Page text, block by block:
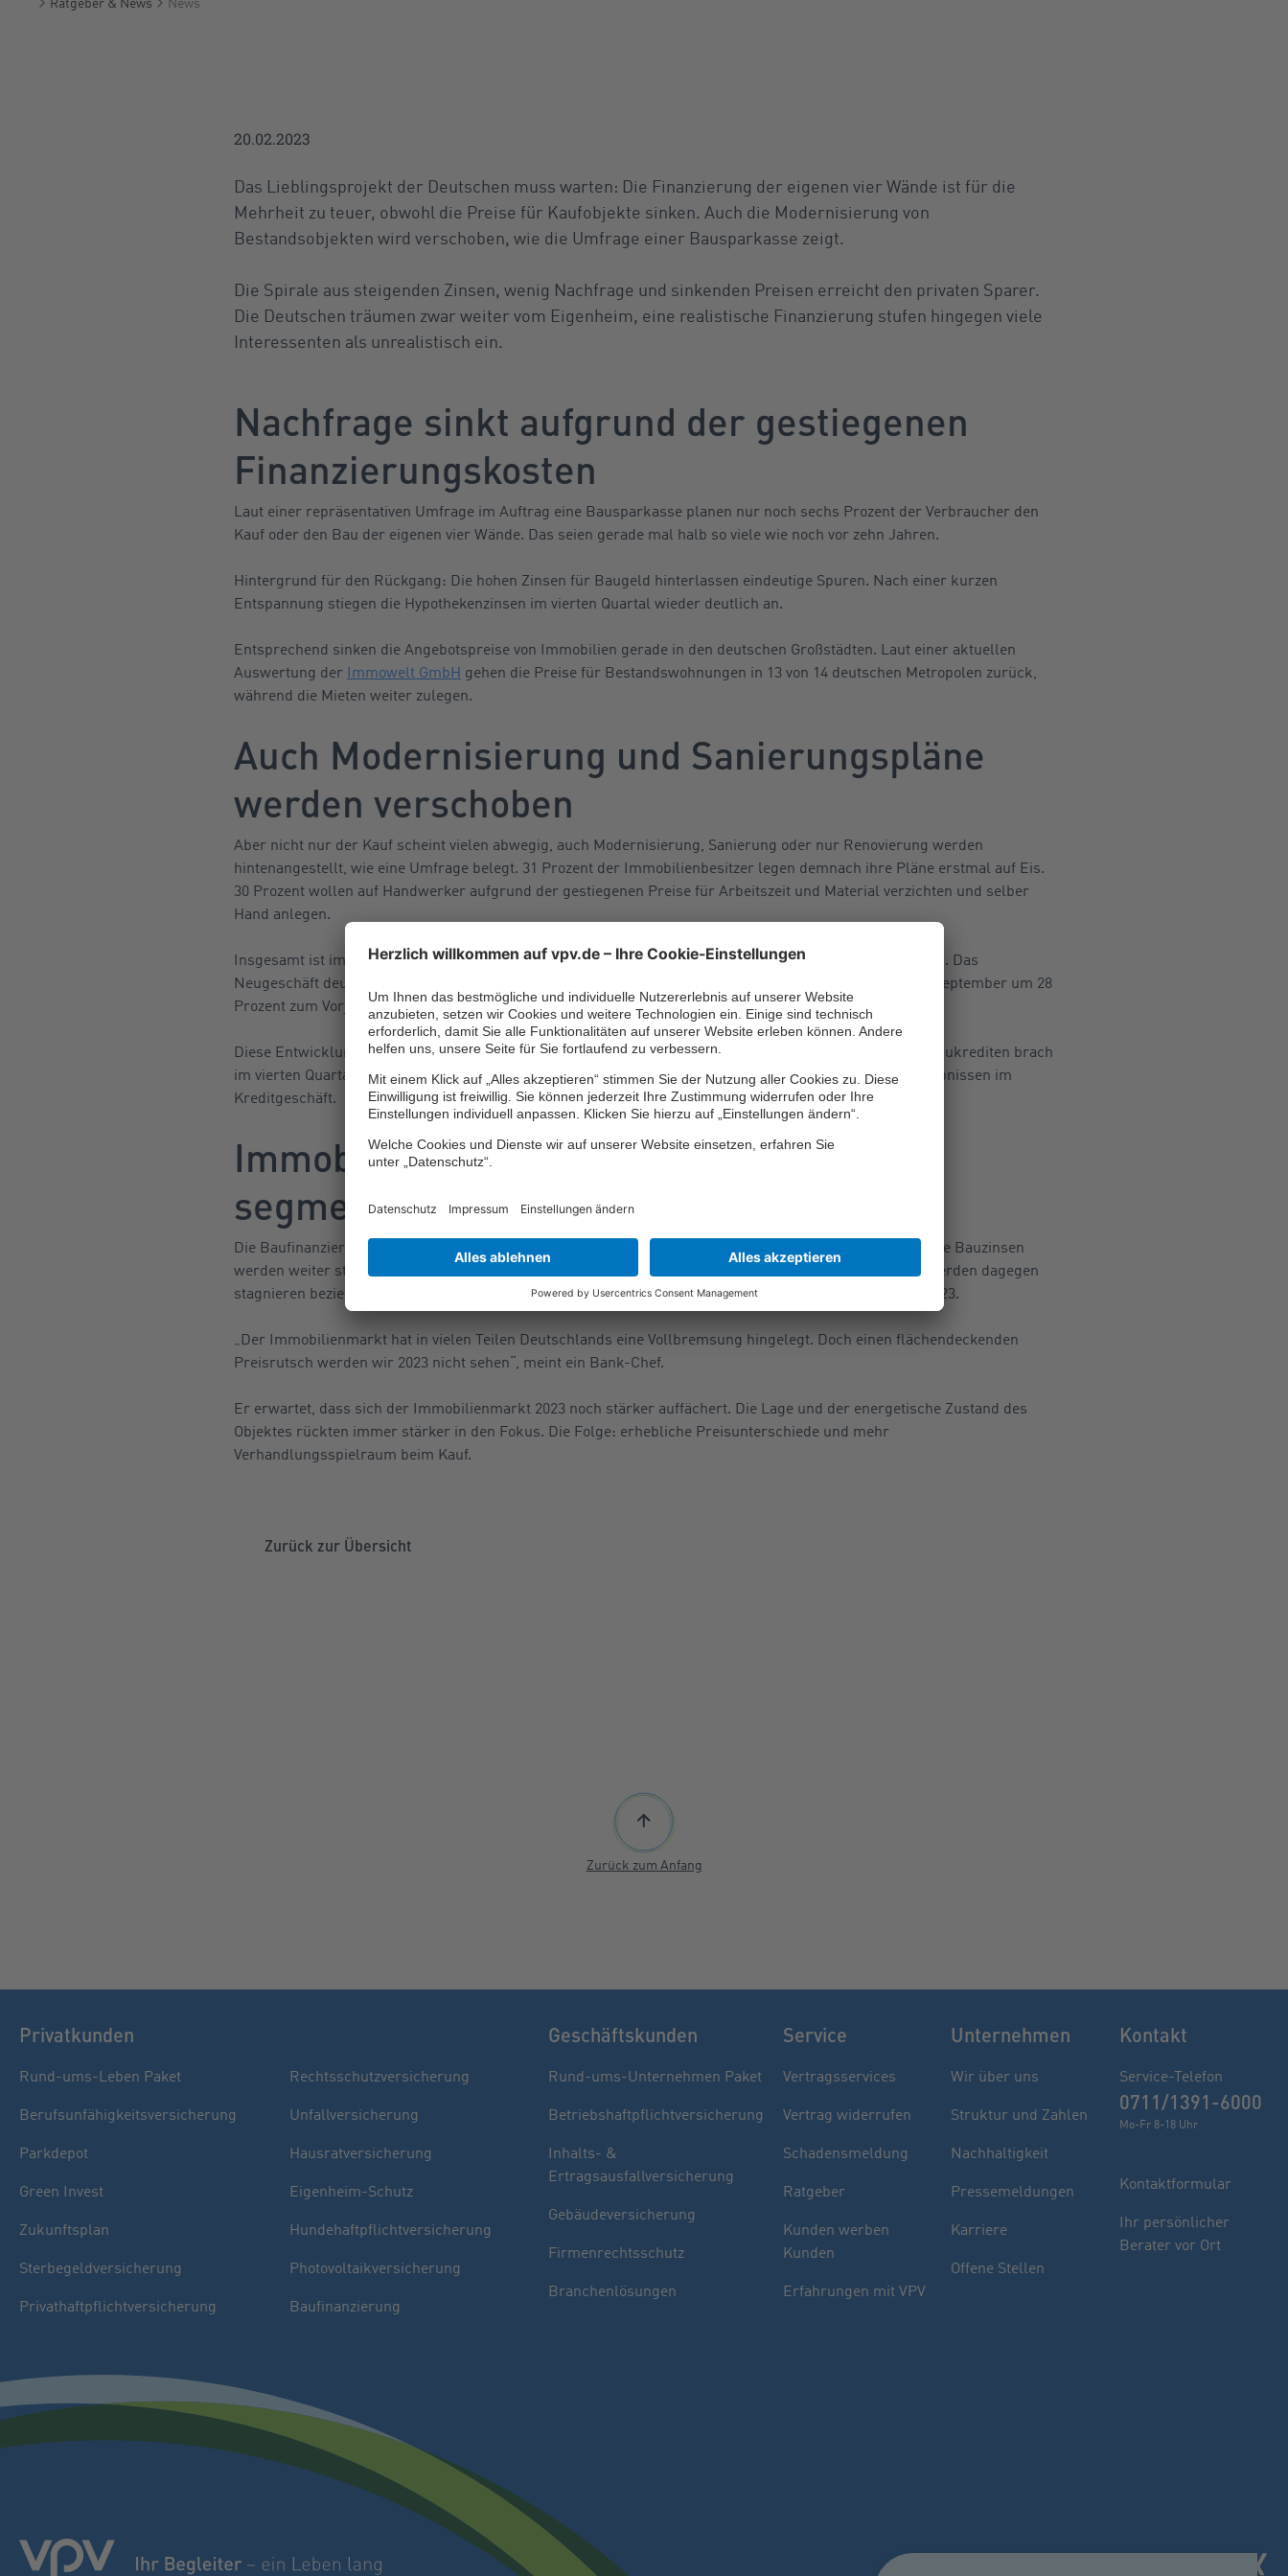
Finden Sie Ihren Berater
Sie haben noch Fragen oder möchten sich
indivuell beraten lassen.
20.02.2023
Das Lieblingsprojekt der Deutschen muss warten: Die Finanzierung der eigenen vier Wände ist für die
Mehrheit zu teuer, obwohl die Preise für Kaufobjekte sinken. Auch die Modernisierung von
Bestandsobjekten wird verschoben, wie die Umfrage einer Bausparkasse zeigt.
Die Spirale aus steigenden Zinsen, wenig Nachfrage und sinkenden Preisen erreicht den privaten Sparer.
Die Deutschen träumen zwar weiter vom Eigenheim, eine realistische Finanzierung stufen hingegen viele
Interessenten als unrealistisch ein.
Nachfrage sinkt aufgrund der gestiegenen
Finanzierungskosten
Laut einer repräsentativen Umfrage im Auftrag eine Bausparkasse planen nur noch sechs Prozent der Verbraucher den
Kauf oder den Bau der eigenen vier Wände. Das seien gerade mal halb so viele wie noch vor zehn Jahren.
Hintergrund für den Rückgang: Die hohen Zinsen für Baugeld hinterlassen eindeutige Spuren. Nach einer kurzen
Entspannung stiegen die Hypothekenzinsen im vierten Quartal wieder deutlich an.
Entsprechend sinken die Angebotspreise von Immobilien gerade in den deutschen Großstädten. Laut einer aktuellen
Auswertung der Immowelt GmbH gehen die Preise für Bestandswohnungen in 13 von 14 deutschen Metropolen zurück,
während die Mieten weiter zulegen.
Auch Modernisierung und Sanierungspläne
werden verschoben
Aber nicht nur der Kauf scheint vielen abwegig, auch Modernisierung, Sanierung oder nur Renovierung werden
hintenangestellt, wie eine Umfrage belegt. 31 Prozent der Immobilienbesitzer legen demnach ihre Pläne erstmal auf Eis.
30 Prozent wollen auf Handwerker aufgrund der gestiegenen Preise für Arbeitszeit und Material verzichten und selber
Hand anlegen.
Insgesamt ist im Zuge der steigenden Zinsen die Nachfrage nach Baufinanzierungen weiter eingebrochen. Das
Neugeschäft deutscher Banken mit Immobiliendarlehen an Privathaushalte und Selbstständige ging im September um 28
Prozent zum Vorjahresmonat zurück.
Diese Entwicklung bestätigte auch dieDeutsche Bundesbank : „Die Nachfrage nach privaten Wohnungsbaukrediten brach
im vierten Quartal so stark ein wie noch nie zuvor seit […] 2003“, schreibt das Institut zu den Januar-Ergebnissen im
Kreditgeschäft.
Immobilienmarkt wird sich stärker
segmentieren
Die Baufinanzierungs-Zinsen sind inzwischen auf entwa vier Prozent gestiegen. Die Prognose für 2023: Die Bauzinsen
werden weiter steigen, allerdings nicht mehr im selben Tempo wie 2022. Die Preise für Wohneigentum werden dagegen
stagnieren beziehungsweise leicht nach unten korrigiert, so die Aussagen von Finanzdienstleistern für 2023.
„Der Immobilienmarkt hat in vielen Teilen Deutschlands eine Vollbremsung hingelegt. Doch einen flächendeckenden
Preisrutsch werden wir 2023 nicht sehen“, meint ein Bank-Chef.
Er erwartet, dass sich der Immobilienmarkt 2023 noch stärker auffächert. Die Lage und der energetische Zustand des
Objektes rückten immer stärker in den Fokus. Die Folge: erhebliche Preisunterschiede und mehr
Verhandlungsspielraum beim Kauf.
Zurück zur Übersicht
Zurück zum Anfang
Privatkunden
Rund-ums-Leben Paket
Berufsunfähigkeitsversicherung
Parkdepot
Green Invest
Zukunftsplan
Sterbegeldversicherung
Privathaftpflichtversicherung
Rechtsschutzversicherung
Unfallversicherung
Hausratversicherung
Eigenheim-Schutz
Hundehaftpflichtversicherung
Photovoltaikversicherung
Baufinanzierung
Geschäftskunden
Rund-ums-Unternehmen Paket
Betriebshaftpflichtversicherung
Inhalts- &
Ertragsausfallversicherung
Gebäudeversicherung
Firmenrechtsschutz
Branchenlösungen
Service
Vertragsservices
Vertrag widerrufen
Schadensmeldung
Ratgeber
Kunden werben
Kunden
Erfahrungen mit VPV
Unternehmen
Wir über uns
Struktur und Zahlen
Nachhaltigkeit
Pressemeldungen
Karriere
Offene Stellen
Kontakt
Service-Telefon
0711/1391-6000
Mo-Fr 8-18 Uhr
Kontaktformular
Ihr persönlicher
Berater vor Ort